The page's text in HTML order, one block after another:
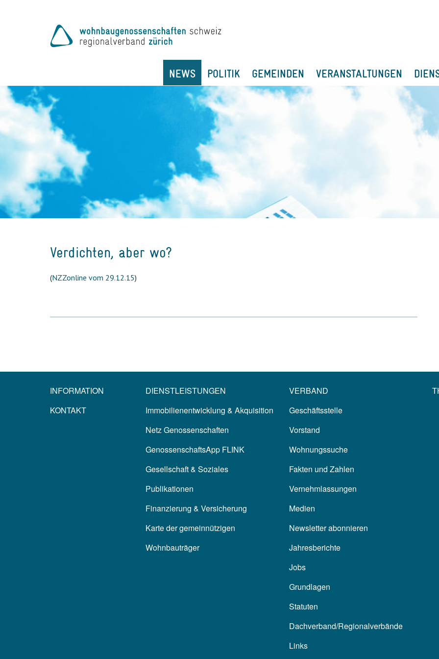
NEWS POLITIK GEMEINDEN VERANSTALTUNGEN
Verdichten, aber wo?
(NZZonline vom 29.12.15)
INFORMATION
KONTAKT
DIENSTLEISTUNGEN
Immobilienentwicklung & Akquisition
Netz Genossenschaften
GenossenschaftsApp FLINK
Gesellschaft & Soziales
Publikationen
Finanzierung & Versicherung
Karte der gemeinnützigen
Wohnbauträger
VERBAND
Geschäftsstelle
Vorstand
Wohnungssuche
Fakten und Zahlen
Vernehmlassungen
Medien
Newsletter abonnieren
Jahresberichte
Jobs
Grundlagen
Statuten
Dachverband/Regionalverbände
Links